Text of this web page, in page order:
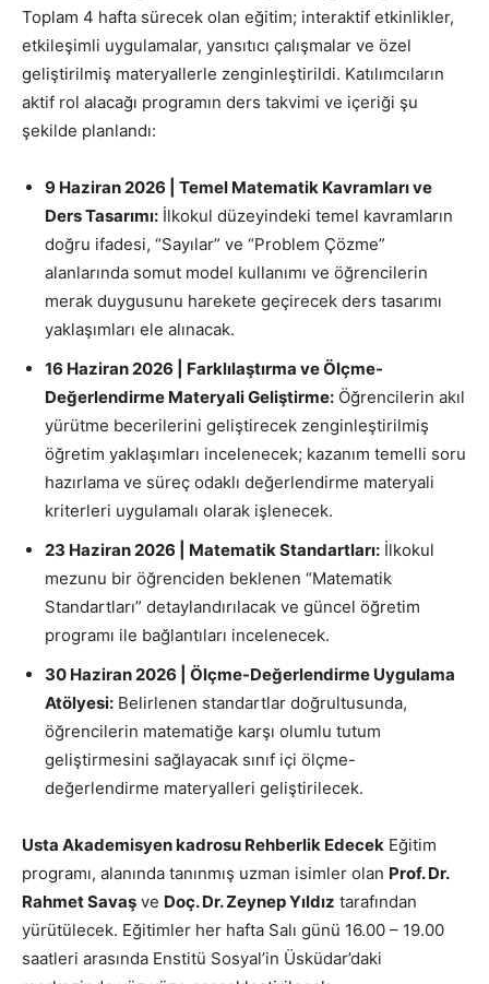
Toplam 4 hafta sürecek olan eğitim; interaktif etkinlikler,
etkileşimli uygulamalar, yansıtıcı çalışmalar ve özel
geliştirilmiş materyallerle zenginleştirildi. Katılımcıların
aktif rol alacağı programın ders takvimi ve içeriği şu
şekilde planlandı:
9 Haziran 2026 | Temel Matematik Kavramları ve
Ders Tasarımı: İlkokul düzeyindeki temel kavramların
doğru ifadesi, “Sayılar” ve “Problem Çözme”
alanlarında somut model kullanımı ve öğrencilerin
merak duygusunu harekete geçirecek ders tasarımı
yaklaşımları ele alınacak.
16 Haziran 2026 | Farklılaştırma ve Ölçme-
Değerlendirme Materyali Geliştirme: Öğrencilerin akıl
yürütme becerilerini geliştirecek zenginleştirilmiş
öğretim yaklaşımları incelenecek; kazanım temelli soru
hazırlama ve süreç odaklı değerlendirme materyali
kriterleri uygulamalı olarak işlenecek.
23 Haziran 2026 | Matematik Standartları: İlkokul
mezunu bir öğrenciden beklenen “Matematik
Standartları” detaylandırılacak ve güncel öğretim
programı ile bağlantıları incelenecek.
30 Haziran 2026 | Ölçme-Değerlendirme Uygulama
Atölyesi: Belirlenen standartlar doğrultusunda,
öğrencilerin matematiğe karşı olumlu tutum
geliştirmesini sağlayacak sınıf içi ölçme-
değerlendirme materyalleri geliştirilecek.
Usta Akademisyen kadrosu Rehberlik Edecek Eğitim
programı, alanında tanınmış uzman isimler olan Prof. Dr.
Rahmet Savaş ve Doç. Dr. Zeynep Yıldız tarafından
yürütülecek. Eğitimler her hafta Salı günü 16.00 – 19.00
saatleri arasında Enstitü Sosyal’in Üsküdar’daki